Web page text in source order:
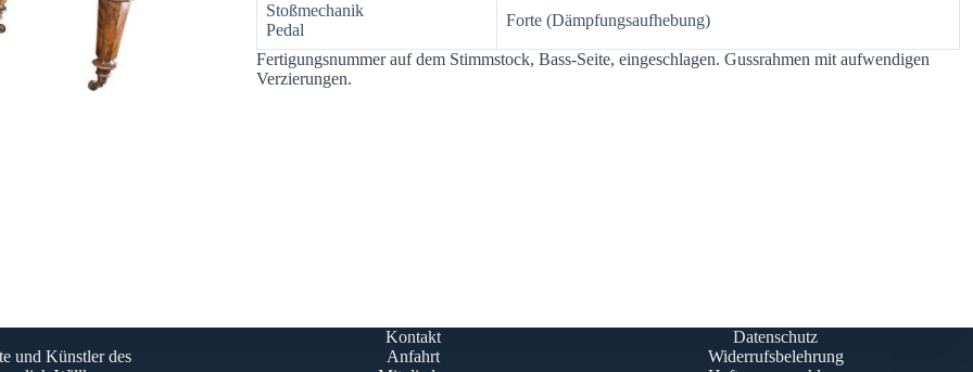
Stoßmechanik
Pedal
Forte (Dämpfungsaufhebung)
Fertigungsnummer auf dem Stimmstock, Bass-Seite, eingeschlagen. Gussrahmen mit aufwendigen
Verzierungen.
und Künstler des
Kontakt
Anfahrt
Datenschutz
Widerrufsbelehrung